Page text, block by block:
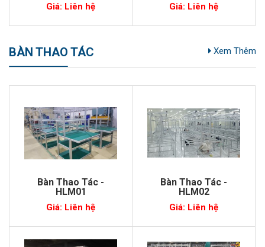
Giá: Liên hệ Giá: Liên hệ
BÀN THAO TÁC Xem Thêm
Bàn Thao Tác -
HLM01
Giá: Liên hệ
Bàn Thao Tác -
HLM02
Giá: Liên hệ